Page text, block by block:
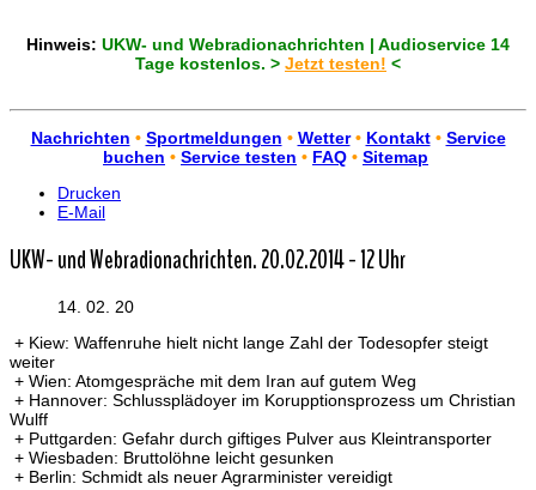
Hinweis: UKW- und Webradionachrichten | Audioservice 14
Tage kostenlos. > Jetzt testen! <
Nachrichten • Sportmeldungen • Wetter• Kontakt • Service
buchen • Service testen • FAQ • Sitemap
Drucken
E-Mail
UKW- und Webradionachrichten. 20.02.2014 - 12 Uhr
14. 02. 20
+ Kiew: Waffenruhe hielt nicht lange Zahl der Todesopfer steigt
weiter
+ Wien: Atomgespräche mit dem Iran auf gutem Weg
+ Hannover: Schlussplädoyer im Korupptionsprozess um Christian
Wulff
+ Puttgarden: Gefahr durch giftiges Pulver aus Kleintransporter
+ Wiesbaden: Bruttolöhne leicht gesunken
+ Berlin: Schmidt als neuer Agrarminister vereidigt